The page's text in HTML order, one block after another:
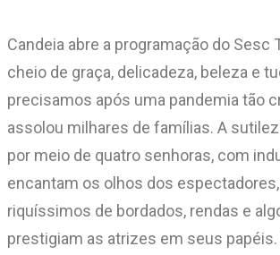
Candeia abre a programação do Sesc
cheio de graça, delicadeza, beleza e
precisamos após uma pandemia tão
assolou milhares de famílias. A
por meio de quatro senhoras, com
encantam os olhos dos
riquíssimos de bordados, rendas e
prestigiam as atrizes em seus papéis.